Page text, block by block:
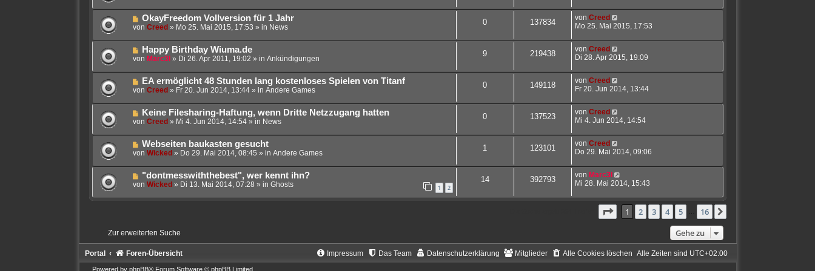
a
g
r
a
g
e
r
B
r
a
g
N
e
e
B
r
a
g
OkayFreedom Vollversion für 1 Jahr
von Creed » Mo 25. Mai 2015, 17:53 » in News
0 137834 von Creed
Mo 25. Mai 2015, 17:53
N
e
e
B
r
a
g
Happy Birthday Wiuma.de
von Marc3l » Di 26. Apr 2011, 19:02 » in Ankündigungen
9 219438 von Creed
Di 28. Apr 2015, 19:09
N
e
e
B
r
a
g
EA ermöglicht 48 Stunden lang kostenloses Spielen von Titanf
von Creed » Fr 20. Jun 2014, 13:44» in Andere Games
0 149118 von Creed
Fr 20. Jun 2014, 13:44
N
e
e
B
r
a
Keine Filesharing-Haftung, wenn Dritte Netzzugang hatten
von Creed » Mi 4. Jun 2014, 14:54» in News
0 137523 von Creed
Mi 4. Jun 2014, 14:54
N
e
e
B
g
Webseiten baukasten gesucht
von Wicked » Do 29. Mai 2014, 08:45 » in Andere Games
1 123101 von Creed
Do 29. Mai 2014, 09:06
N
e
e
i
t
r
g
"dontmesswiththebest", wer kennt ihn?
von Wicked » Di 13. Mai 2014, 07:28 » in Ghosts 1 2
14 392793 von Marc3l
Mi 28. Mai 2014, 15:43
Seite von16
1 2 3 4 5 16
Zur erweiterten Suche Gehe zu
Portal Foren-Übersicht Alle Zeiten sind UTC+02:00
Alle Cookies löschen
Mitglieder
Datenschutzerklärung
Das Team
Impressum
Powered by phpBB® Forum Software © phpBB Limited